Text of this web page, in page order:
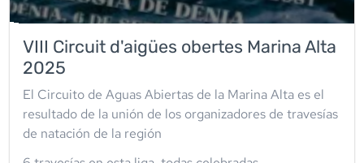
VIII Circuit d'aigües obertes Marina Alta
2025
El Circuito de Aguas Abiertas de la Marina Alta es el
resultado de la unión de los organizadores de travesías
de natación de la región